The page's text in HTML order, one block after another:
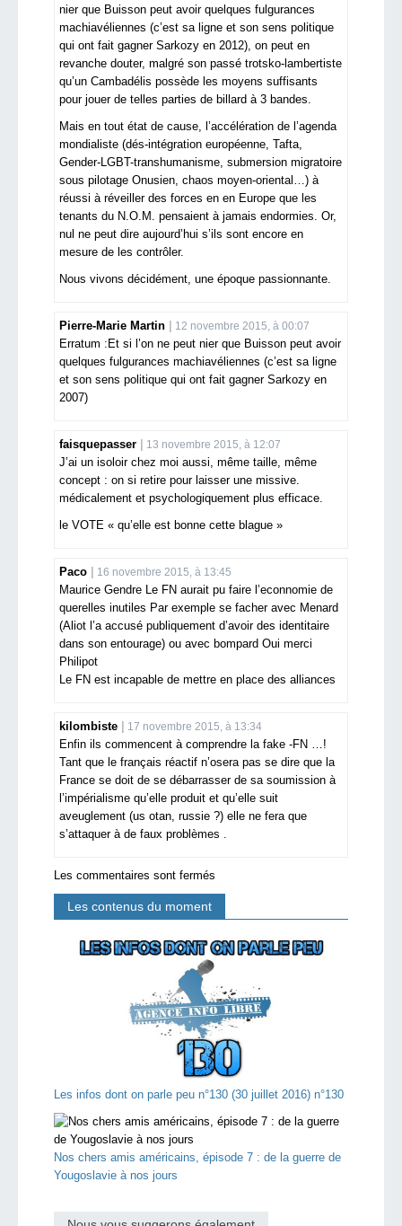
nier que Buisson peut avoir quelques fulgurances
machiavéliennes (c’est sa ligne et son sens politique
qui ont fait gagner Sarkozy en 2012), on peut en
revanche douter, malgré son passé trotsko-lambertiste
qu’un Cambadélis possède les moyens suffisants
pour jouer de telles parties de billard à 3 bandes.
Mais en tout état de cause, l’accélération de l’agenda
mondialiste (dés-intégration européenne, Tafta,
Gender-LGBT-transhumanisme, submersion migratoire
sous pilotage Onusien, chaos moyen-oriental…) à
réussi à réveiller des forces en en Europe que les
tenants du N.O.M. pensaient à jamais endormies. Or,
nul ne peut dire aujourd’hui s’ils sont encore en
mesure de les contrôler.
Nous vivons décidément, une époque passionnante.
Pierre-Marie Martin 12 novembre 2015, à 00:07
Erratum :Et si l’on ne peut nier que Buisson peut avoir
quelques fulgurances machiavéliennes (c’est sa ligne
et son sens politique qui ont fait gagner Sarkozy en
2007)
faisquepasser 13 novembre 2015, à 12:07
J’ai un isoloir chez moi aussi, même taille, même
concept : on si retire pour laisser une missive.
médicalement et psychologiquement plus efficace.
le VOTE « qu’elle est bonne cette blague »
Paco 16 novembre 2015, à 13:45
Maurice Gendre Le FN aurait pu faire l’econnomie de
querelles inutiles Par exemple se facher avec Menard
(Aliot l’a accusé publiquement d’avoir des identitaire
dans son entourage) ou avec bompard Oui merci
Philipot
Le FN est incapable de mettre en place des alliances
kilombiste 17 novembre 2015, à 13:34
Enfin ils commencent à comprendre la fake -FN …!
Tant que le français réactif n’osera pas se dire que la
France se doit de se débarrasser de sa soumission à
l’impérialisme qu’elle produit et qu’elle suit
aveuglement (us otan, russie ?) elle ne fera que
s’attaquer à de faux problèmes .
Les commentaires sont fermés
Les contenus du moment
Les infos dont on parle peu n°130 (30 juillet 2016) n°130
Nos chers amis américains, épisode 7 : de la guerre de
Yougoslavie à nos jours